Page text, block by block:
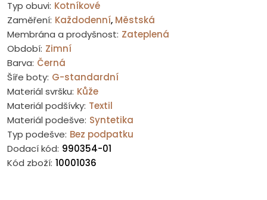
Typ obuvi: Kotníkové
Zaměření: Každodenní, Městská
Membrána a prodyšnost: Zateplená
Období: Zimní
Barva: Černá
Šíře boty: G-standardní
Materiál svršku: Kůže
Materiál podšívky: Textil
Materiál podešve: Syntetika
Typ podešve: Bez podpatku
Dodací kód: 990354-01
Kód zboží: 10001036